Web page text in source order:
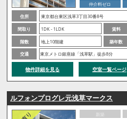
仲介料ゼロ
住所
東京都台東区浅草3丁目30番8号
間取り
1DK - 1LDK 賃料
階数
地上10階建 築年数
交通
東京メトロ銀座線「浅草駅」徒歩8分
物件詳細を見る 空室一覧ページ
ルフォンプログレ元浅草マークス
新築